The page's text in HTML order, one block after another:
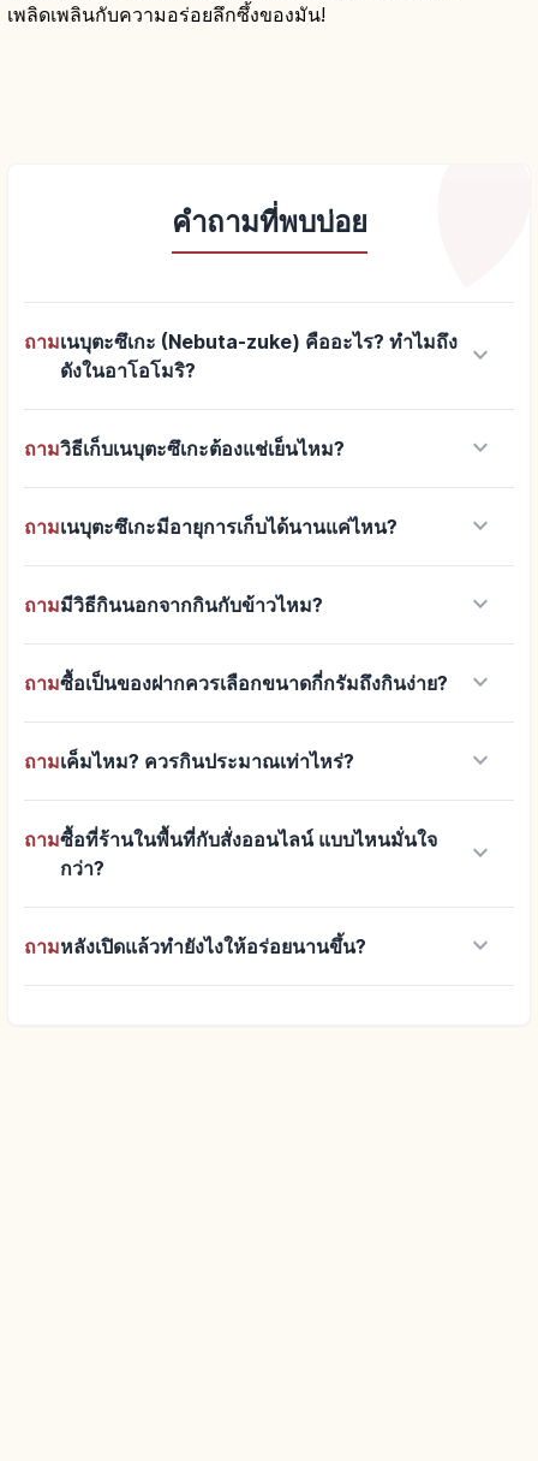
เพลิดเพลินกับความอร่อยลึกซึ้งของมัน!
คำถามที่พบบ่อย
ถามเนบุตะซึเกะ (Nebuta-zuke) คืออะไร? ทำไมถึง
ดังในอาโอโมริ?
keyboard_arrow_down
ถามวิธีเก็บเนบุตะซึเกะต้องแช่เย็นไหม? keyboard_arrow_down
ถามเนบุตะซึเกะมีอายุการเก็บได้นานแค่ไหน? keyboard_arrow_down
ถามมีวิธีกินนอกจากกินกับข้าวไหม? keyboard_arrow_down
ถามซื้อเป็นของฝากควรเลือกขนาดกี่กรัมถึงกินง่าย? keyboard_arrow_down
ถามเค็มไหม? ควรกินประมาณเท่าไหร่? keyboard_arrow_down
ถามซื้อที่ร้านในพื้นที่กับสั่งออนไลน์ แบบไหนมั่นใจ
กว่า?
keyboard_arrow_down
ถามหลังเปิดแล้วทำยังไงให้อร่อยนานขึ้น? keyboard_arrow_down